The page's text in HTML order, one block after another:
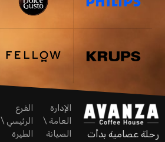
رحلة عصامية بدأت
الإدارة
العامة \
الصيانة
الفرع
الرئيسي \
الطيرة